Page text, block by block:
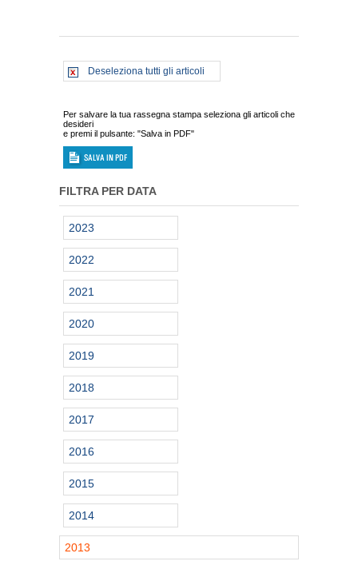
Deseleziona tutti gli articoli
Per salvare la tua rassegna stampa seleziona gli articoli che
desideri
e premi il pulsante: "Salva in PDF"
FILTRA PER DATA
2023
2022
2021
2020
2019
2018
2017
2016
2015
2014
2013